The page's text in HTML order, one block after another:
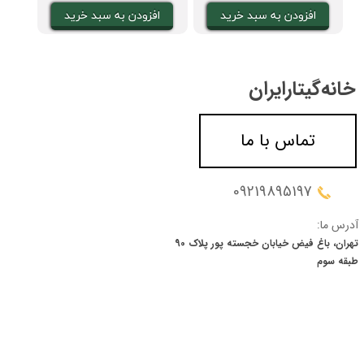
افزودن به سبد خرید افزودن به سبد خرید
خانه‌گیتار‌ایران
09219895197
آدرس ما:
تهران، باغ فیض خیابان خجسته پور پلاک 90
​​​​​​​طبقه سوم
تماس با ما